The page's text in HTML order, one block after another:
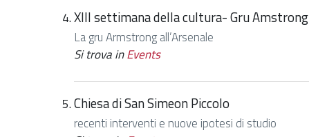
XIII settimana della cultura- Gru Amstrong
La gru Armstrong all’Arsenale
Si trova inEvents
Chiesa di San Simeon Piccolo
recenti interventi e nuove ipotesi di studio